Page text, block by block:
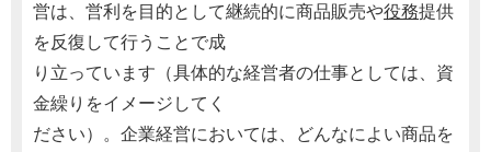
営は、営利を目的として継続的に商品販売や役務提供
を反復して行うことで成
り立っています（具体的な経営者の仕事としては、資
金繰りをイメージしてく
ださい）。企業経営においては、どんなによい商品を